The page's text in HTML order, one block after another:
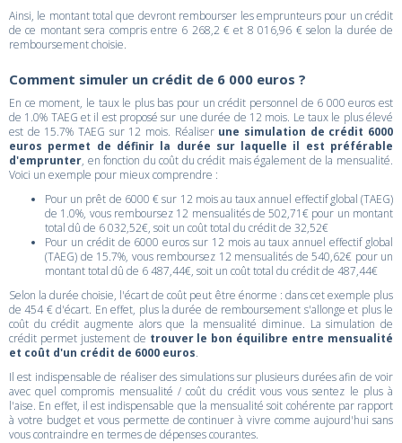
Ainsi, le montant total que devront rembourser les emprunteurs pour un crédit
de ce montant sera compris entre 6 268,2 € et 8 016,96 € selon la durée de
remboursement choisie.
Comment simuler un crédit de 6 000 euros ?
En ce moment, le taux le plus bas pour un crédit personnel de 6 000 euros est
de 1.0% TAEG et il est proposé sur une durée de 12 mois. Le taux le plus élevé
est de 15.7% TAEG sur 12 mois. Réaliser une simulation de crédit 6000
euros permet de définir la durée sur laquelle il est préférable
d'emprunter, en fonction du coût du crédit mais également de la mensualité.
Voici un exemple pour mieux comprendre :
Pour un prêt de 6000 € sur 12 mois au taux annuel effectif global (TAEG)
de 1.0%, vous remboursez 12 mensualités de 502,71€ pour un montant
total dû de 6 032,52€, soit un coût total du crédit de 32,52€
Pour un crédit de 6000 euros sur 12 mois au taux annuel effectif global
(TAEG) de 15.7%, vous remboursez 12 mensualités de 540,62€ pour un
montant total dû de 6 487,44€, soit un coût total du crédit de 487,44€
Selon la durée choisie, l'écart de coût peut être énorme : dans cet exemple plus
de 454 € d'écart. En effet, plus la durée de remboursement s'allonge et plus le
coût du crédit augmente alors que la mensualité diminue. La simulation de
crédit permet justement de trouver le bon équilibre entre mensualité
et coût d'un crédit de 6000 euros.
Il est indispensable de réaliser des simulations sur plusieurs durées afin de voir
avec quel compromis mensualité / coût du crédit vous vous sentez le plus à
l'aise. En effet, il est indispensable que la mensualité soit cohérente par rapport
à votre budget et vous permette de continuer à vivre comme aujourd'hui sans
vous contraindre en termes de dépenses courantes.